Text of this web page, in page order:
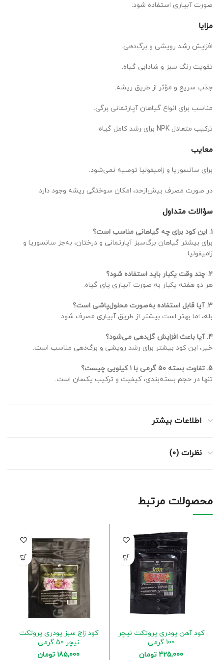
صورت آبیاری استفاده شود.
مزایا
افزایش رشد رویشی و برگ‌دهی.
تقویت رنگ سبز و شادابی گیاه.
جذب سریع و مؤثر از طریق ریشه.
مناسب برای انواع گیاهان آپارتمانی برگی.
ترکیب متعادل NPK برای رشد کامل گیاه.
معایب
برای سانسوریا و زامیفولیا توصیه نمی‌شود.
در صورت مصرف بیش‌ازحد، امکان سوختگی ریشه وجود دارد.
سؤالات متداول
1. این کود برای چه گیاهانی مناسب است؟
برای بیشتر گیاهان برگ‌سبز آپارتمانی و درختان، به‌جز سانسوریا و
زامیفولیا.
2. چند وقت یکبار باید استفاده شود؟
هر دو هفته یکبار به صورت آبیاری پای گیاه.
3. آیا قابل استفاده به‌صورت محلول‌پاشی است؟
بله، اما بهتر است بیشتر از طریق آبیاری مصرف شود.
4. آیا باعث افزایش گل‌دهی می‌شود؟
خیر، این کود بیشتر برای رشد رویشی و برگ‌دهی مناسب است.
5. تفاوت بسته ۵۰ گرمی با ۱ کیلویی چیست؟
تنها در حجم بسته‌بندی، کیفیت و ترکیب یکسان است.
اطلاعات بیشتر
نظرات (0)
محصولات مرتبط
کود آهن پودری پروتکت نیچر
100 گرمی
425,000 تومان
کود زاج سبز پودری پروتکت
نیچر 50 گرمی
185,000 تومان